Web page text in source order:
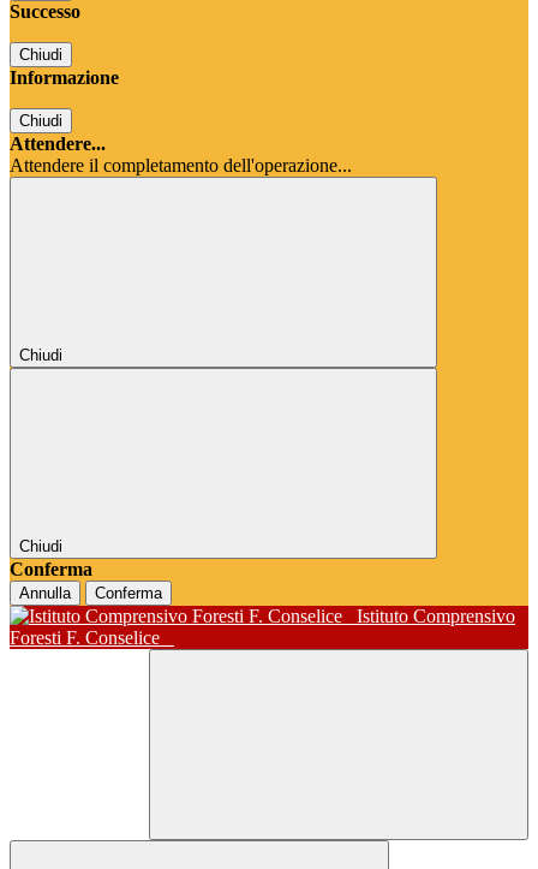
Successo
Chiudi
Informazione
Chiudi
Attendere...
Attendere il completamento dell'operazione...
Chiudi
Chiudi
Conferma
Annulla Conferma
Istituto Comprensivo
Foresti F. Conselice